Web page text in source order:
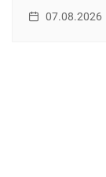
07.08.2026